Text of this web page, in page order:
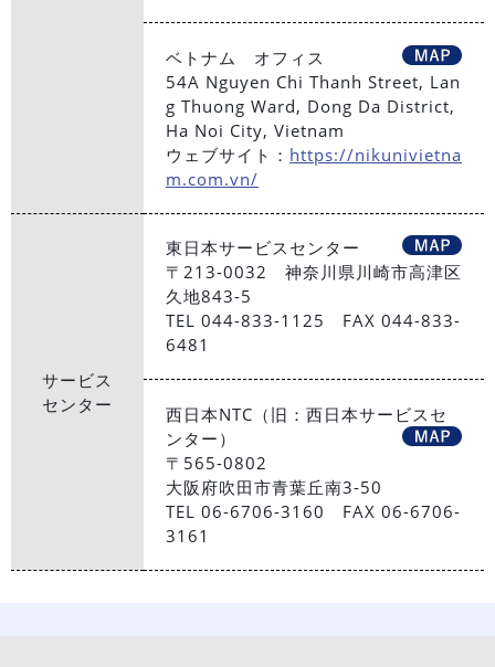
ベトナム オフィス
54A Nguyen Chi Thanh Street, Lan
g Thuong Ward, Dong Da District,
Ha Noi City, Vietnam
ウェブサイト： https://nikunivietna
m.com.vn/
サービス
センター
東日本サービスセンター
〒213-0032 神奈川県川崎市高津区
久地843-5
TEL 044-833-1125 FAX 044-833-
6481
西日本NTC（旧：西日本サービスセ
ンター）
〒565-0802
大阪府吹田市青葉丘南3-50
TEL 06-6706-3160 FAX 06-6706-
3161